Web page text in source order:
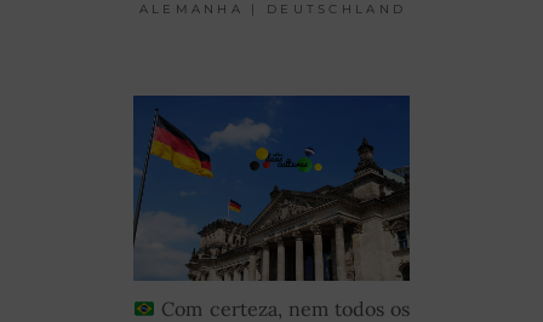
ALEMANHA | DEUTSCHLAND
Com certeza, nem todos os